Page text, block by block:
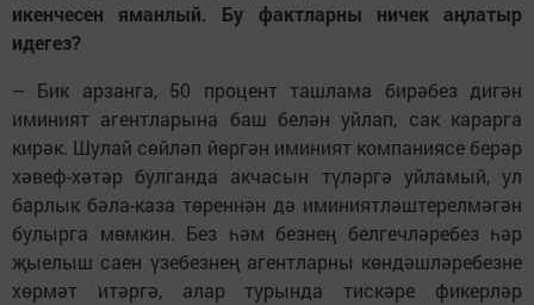
икенчесен яманлый. Бу фактларны ничек аңлатыр
идегез?
– Бик арзанга, 50 процент ташлама бирәбез дигән
иминият агентларына баш белән уйлап, сак карарга
кирәк. Шулай сөйләп йөргән иминият компаниясе берәр
хәвеф-хәтәр булганда акчасын түләргә уйламый, ул
барлык бәла-каза төреннән дә иминиятләштерелмәгән
булырга мөмкин. Без һәм безнең белгечләребез һәр
җыелыш саен үзебезнең агентларны көндәшләребезне
хөрмәт итәргә, алар турында тискәре фикерләр